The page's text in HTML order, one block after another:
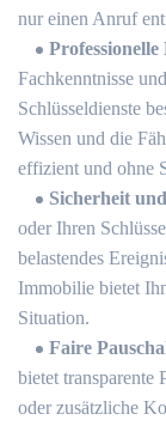
nur einen Anruf
Professionelle
Fachkenntnisse
Schlüsseldienste
Wissen und die
effizient und ohne
Sicherheit
oder Ihren
belastendes
Immobilie bietet
Situation.
Faire
bietet transparente
oder zusätzliche